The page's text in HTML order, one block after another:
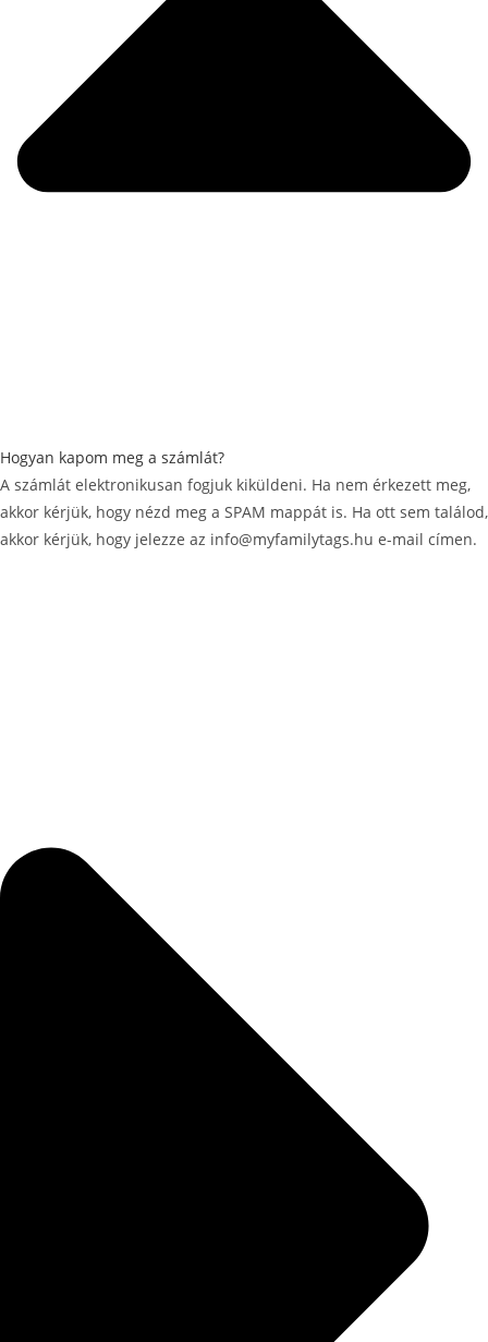
Hogyan kapom meg a számlát?
A számlát elektronikusan fogjuk kiküldeni. Ha nem érkezett meg,
akkor kérjük, hogy nézd meg a SPAM mappát is. Ha ott sem találod,
akkor kérjük, hogy jelezze az info@myfamilytags.hu e-mail címen.